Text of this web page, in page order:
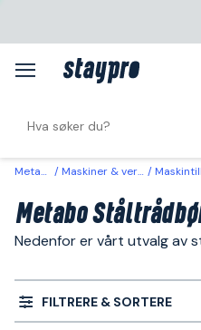
Metabo Maskiner & verktøy
Metabo
Nedenfor er vårt utvalg av
FILTRERE & SORTERE